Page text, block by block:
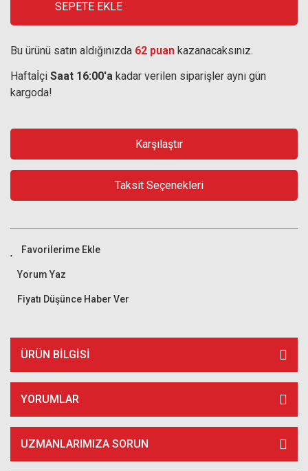
SEPETE EKLE
Bu ürünü satın aldığınızda 62 puan kazanacaksınız.
Haftaİçi Saat 16:00'a kadar verilen siparişler aynı gün
kargoda!
Karşılaştır
Taksit Seçenekleri
Yorum Yaz
Fiyatı Düşünce Haber Ver
ÜRÜN BILGISI
YORUMLAR
UZMANLARIMIZA SORUN